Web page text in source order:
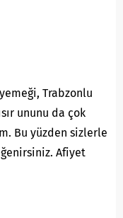
Trabzonlu
ununu da çok
Bu yüzden sizlerle
Afiyet